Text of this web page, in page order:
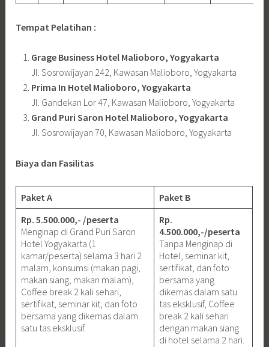
Tempat Pelatihan :
Grage Business Hotel Malioboro, Yogyakarta
Jl. Sosrowijayan 242, Kawasan Malioboro, Yogyakarta
Prima In Hotel Malioboro, Yogyakarta
Jl. Gandekan Lor 47, Kawasan Malioboro, Yogyakarta
Grand Puri Saron Hotel Malioboro, Yogyakarta
Jl. Sosrowijayan 70, Kawasan Malioboro, Yogyakarta
Biaya dan Fasilitas
Paket A
Paket B
Rp. 5.500.000,- /peserta
Menginap di Grand Puri Saron
Hotel Yogyakarta (1
kamar/peserta) selama 3 hari 2
malam, konsumsi (makan pagi,
makan siang, makan malam),
Coffee break 2 kali sehari,
sertifikat, seminar kit, dan foto
bersama yang dikemas dalam
satu tas eksklusif.
Rp.
4.500.000,-/peserta
Tanpa Menginap di
Hotel, seminar kit,
sertifikat, dan foto
bersama yang
dikemas dalam satu
tas eksklusif, Coffee
break 2 kali sehari
dengan makan siang
di hotel selama 2 hari.